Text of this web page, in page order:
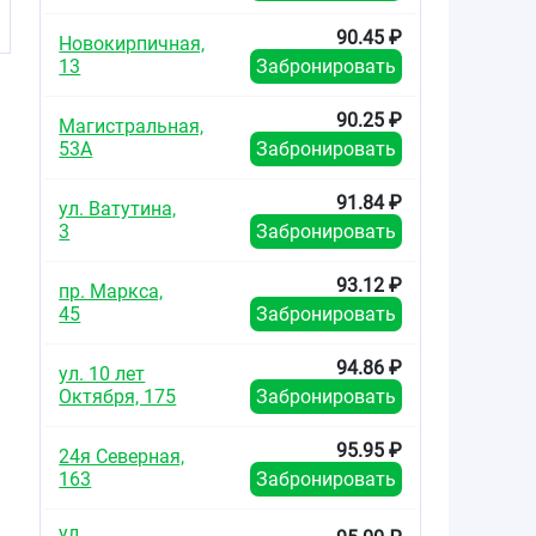
Новокирпичная,
13
90.45 ₽
Забронировать
Магистральная,
53А
90.25 ₽
Забронировать
ул. Ватутина,
3
91.84 ₽
Забронировать
пр. Маркса,
45
93.12 ₽
Забронировать
ул. 10 лет
Октября, 175
94.86 ₽
Забронировать
24я Северная,
163
95.95 ₽
Забронировать